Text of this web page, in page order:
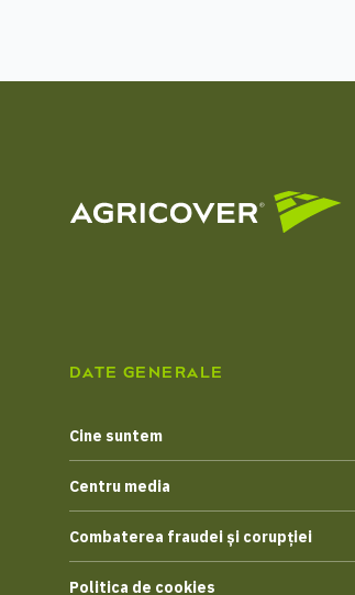
DATE GENERALE
Cine suntem
Centru media
Combaterea fraudei și corupției
Politica de cookies